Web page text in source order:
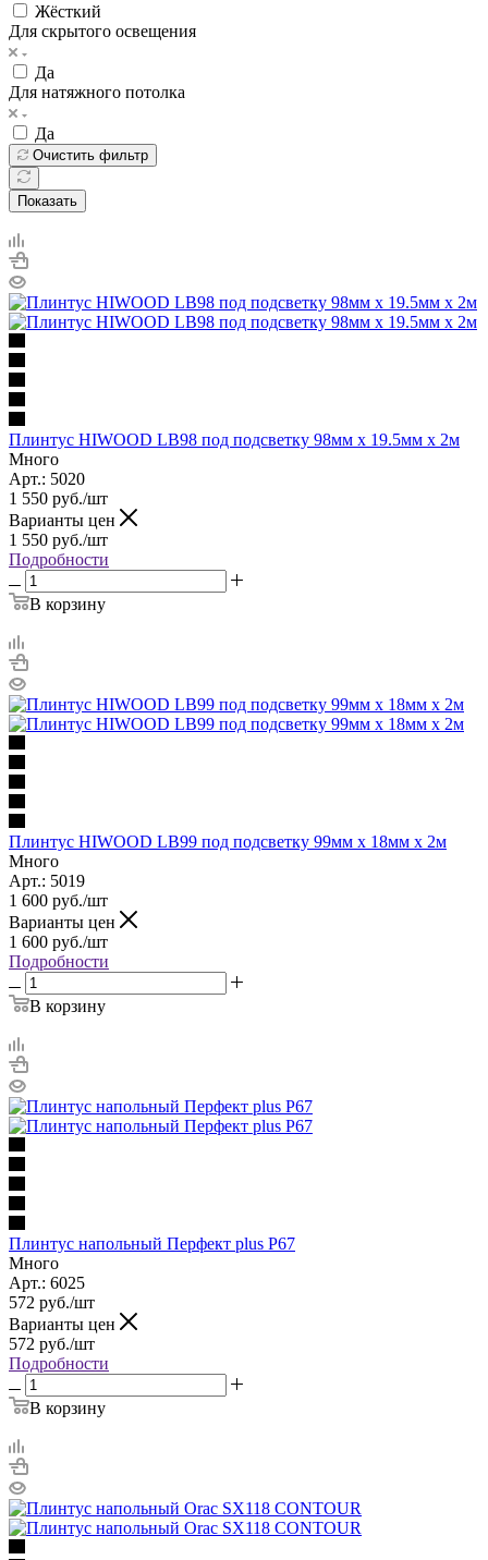
Жёсткий
Для скрытого освещения
Да
Для натяжного потолка
Да
Очистить фильтр
Показать
Плинтус HIWOOD LB98 под подсветку 98мм х 19.5мм х 2м
Много
Арт.: 5020
1 550 руб./шт
Варианты цен
1 550 руб./шт
Подробности
В корзину
Плинтус HIWOOD LB99 под подсветку 99мм х 18мм х 2м
Много
Арт.: 5019
1 600 руб./шт
Варианты цен
1 600 руб./шт
Подробности
В корзину
Плинтус напольный Перфект plus P67
Много
Арт.: 6025
572 руб./шт
Варианты цен
572 руб./шт
Подробности
В корзину